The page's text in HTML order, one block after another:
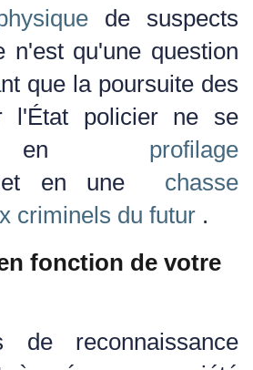
de suspects
n'est qu'une question
que la poursuite des
l'État policier ne se
en profilage
en une chasse
criminels du futur .
fonction de votre
de reconnaissance